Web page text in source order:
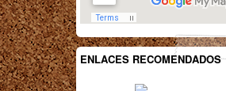
ENLACES RECOMENDADOS